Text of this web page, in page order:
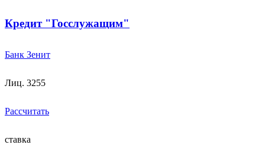
Кредит "Госслужащим"
Банк Зенит
Лиц. 3255
Рассчитать
ставка